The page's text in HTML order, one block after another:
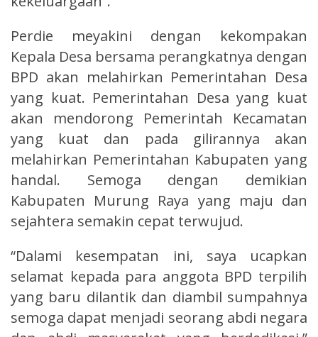
Perdie meyakini dengan kekompakan
Kepala Desa bersama perangkatnya dengan
BPD akan melahirkan Pemerintahan Desa
yang kuat. Pemerintahan Desa yang kuat
akan mendorong Pemerintah Kecamatan
yang kuat dan pada gilirannya akan
melahirkan Pemerintahan Kabupaten yang
handal. Semoga dengan demikian
Kabupaten Murung Raya yang maju dan
sejahtera semakin cepat terwujud.
“Dalami kesempatan ini, saya ucapkan
selamat kepada para anggota BPD terpilih
yang baru dilantik dan diambil sumpahnya
semoga dapat menjadi seorang abdi negara